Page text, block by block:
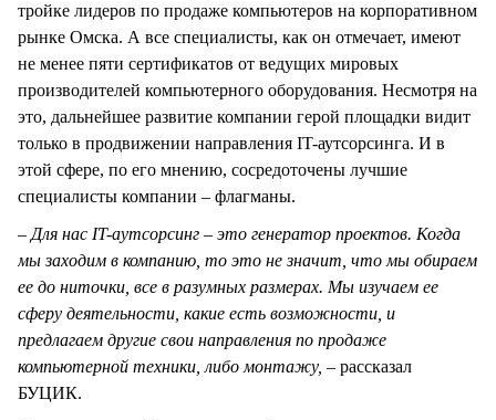
тройке лидеров по продаже компьютеров на корпоративном
рынке Омска. А все специалисты, как он отмечает, имеют
не менее пяти сертификатов от ведущих мировых
производителей компьютерного оборудования. Несмотря на
это, дальнейшее развитие компании герой площадки видит
только в продвижении направления IT-аутсорсинга. И в
этой сфере, по его мнению, сосредоточены лучшие
специалисты компании – флагманы.
– Для нас IT-аутсорсинг – это генератор проектов. Когда
мы заходим в компанию, то это не значит, что мы обираем
ее до ниточки, все в разумных размерах. Мы изучаем ее
сферу деятельности, какие есть возможности, и
предлагаем другие свои направления по продаже
компьютерной техники, либо монтажу, – рассказал
БУЦИК.